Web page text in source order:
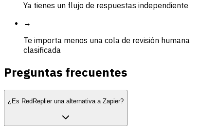
Ya tienes un flujo de respuestas independiente
→
Te importa menos una cola de revisión humana
clasificada
Preguntas frecuentes
¿Es RedReplier una alternativa a Zapier?